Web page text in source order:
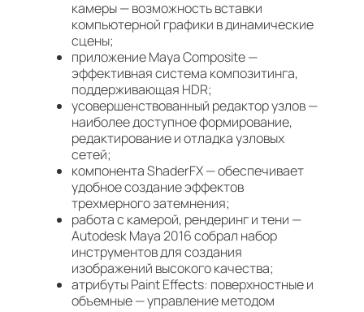
камеры — возможность вставки
компьютерной графики в динамические
сцены;
приложение Maya Composite —
эффективная система композитинга,
поддерживающая HDR;
усовершенствованный редактор узлов —
наиболее доступное формирование,
редактирование и отладка узловых
сетей;
компонента ShaderFX — обеспечивает
удобное создание эффектов
трехмерного затемнения;
работа с камерой, рендеринг и тени —
Autodesk Maya 2016 собрал набор
инструментов для создания
изображений высокого качества;
атрибуты Paint Effects: поверхностные и
объемные — управление методом